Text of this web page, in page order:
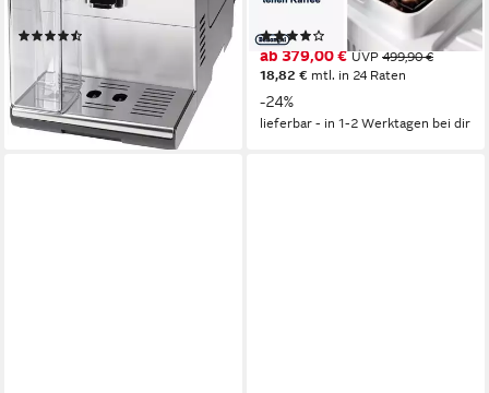
Sensortasten, Direktwahltasten
Bedienung
17,19 €mtl. in 36 Raten
-54%
lieferbar - in 1-2 Werktagen bei dir
(118)
ab 379,00 € UVP 499,90 €
18,82 € mtl. in 24 Raten
-24%
lieferbar - in 1-2 Werktagen bei dir